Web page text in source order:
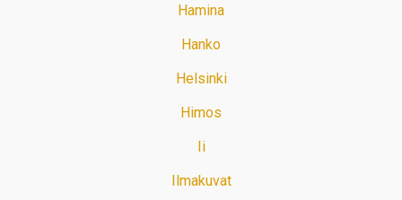
Hamina
Hanko
Helsinki
Himos
Ii
Ilmakuvat